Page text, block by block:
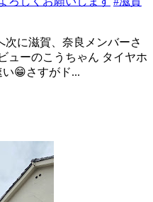
に滋賀、奈良メンバーさ
ューのこうちゃん タイヤホ
😁さすがド...